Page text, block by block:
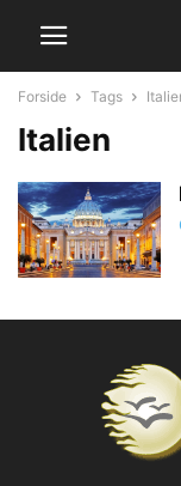
Forside Tags
Italien